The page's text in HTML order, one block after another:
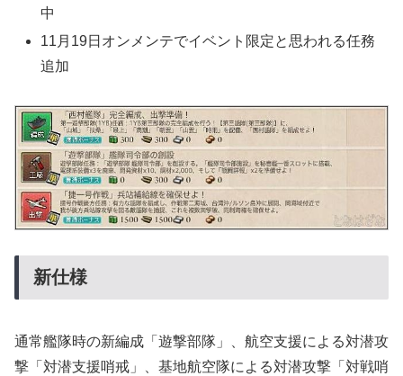
中
11月19日オンメンテでイベント限定と思われる任務
追加
新仕様
通常艦隊時の新編成「遊撃部隊」、航空支援による対潜攻
撃「対潜支援哨戒」、基地航空隊による対潜攻撃「対戦哨